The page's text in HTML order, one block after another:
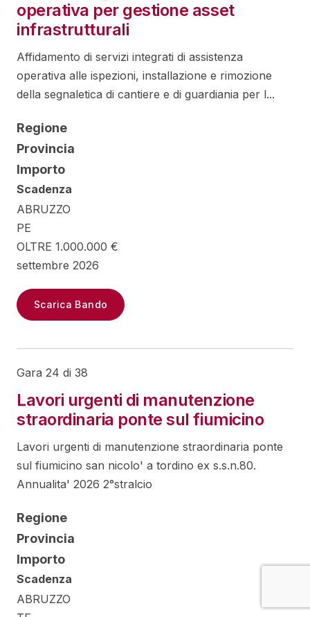
operativa per gestione asset
infrastrutturali
Affidamento di servizi integrati di assistenza
operativa alle ispezioni, installazione e rimozione
della segnaletica di cantiere e di guardiania per l...
Regione
Provincia
Importo
Scadenza
ABRUZZO
PE
OLTRE 1.000.000 €
settembre 2026
Scarica Bando
Gara 24 di 38
Lavori urgenti di manutenzione
straordinaria ponte sul fiumicino
Lavori urgenti di manutenzione straordinaria ponte
sul fiumicino san nicolo' a tordino ex s.s.n.80.
Annualita' 2026 2°stralcio
Regione
Provincia
Importo
Scadenza
ABRUZZO